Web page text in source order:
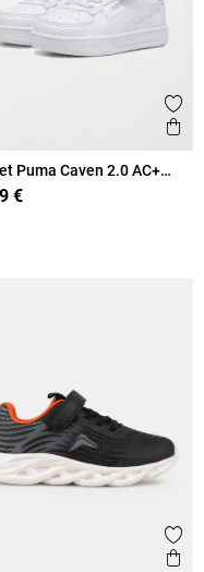
favoris
Puma Caven 2.0 AC+
(24-27)
€
favoris